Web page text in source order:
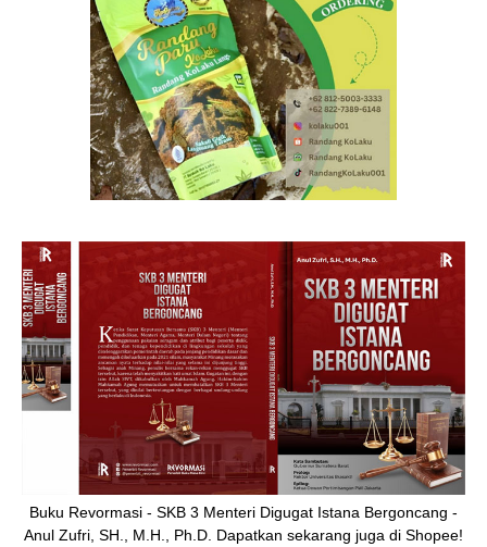
Buku Revormasi - SKB 3 Menteri Digugat Istana Bergoncang -
Anul Zufri, SH., M.H., Ph.D. Dapatkan sekarang juga di Shopee!